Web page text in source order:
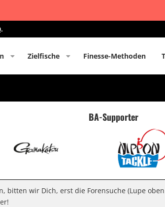
Zielfische Finesse-Methoden
BA-Supporter
bitten wir Dich, erst die Forensuche (Lupe